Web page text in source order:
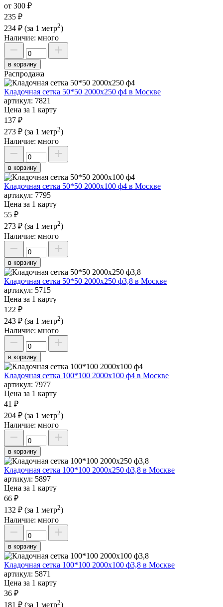
от 300 ₽
235 ₽
234 ₽ (за 1 метр2)
Наличие: много
в корзину
Распродажа
Кладочная сетка 50*50 2000х250 ф4 в Москве
артикул: 7821
Цена за 1 карту
137 ₽
273 ₽ (за 1 метр2)
Наличие: много
в корзину
Кладочная сетка 50*50 2000х100 ф4 в Москве
артикул: 7795
Цена за 1 карту
55 ₽
273 ₽ (за 1 метр2)
Наличие: много
в корзину
Кладочная сетка 50*50 2000х250 ф3,8 в Москве
артикул: 5715
Цена за 1 карту
122 ₽
243 ₽ (за 1 метр2)
Наличие: много
в корзину
Кладочная сетка 100*100 2000х100 ф4 в Москве
артикул: 7977
Цена за 1 карту
41 ₽
204 ₽ (за 1 метр2)
Наличие: много
в корзину
Кладочная сетка 100*100 2000х250 ф3,8 в Москве
артикул: 5897
Цена за 1 карту
66 ₽
132 ₽ (за 1 метр2)
Наличие: много
в корзину
Кладочная сетка 100*100 2000х100 ф3,8 в Москве
артикул: 5871
Цена за 1 карту
36 ₽
181 ₽ (за 1 метр2)